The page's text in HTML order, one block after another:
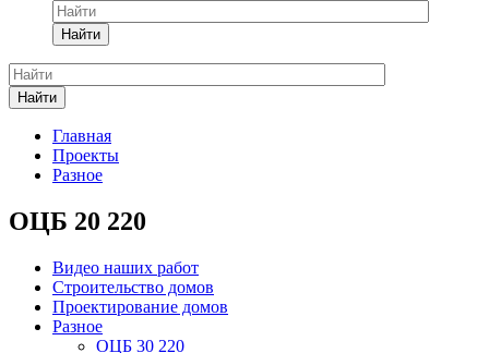
Найти
Найти
Главная
Проекты
Разное
ОЦБ 20 220
Видео наших работ
Строительство домов
Проектирование домов
Разное
ОЦБ 30 220